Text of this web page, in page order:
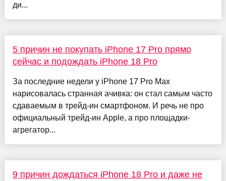
ди...
5 причин не покупать iPhone 17 Pro прямо
сейчас и подождать iPhone 18 Pro
За последние недели у iPhone 17 Pro Max
нарисовалась странная ачивка: он стал самым часто
сдаваемым в трейд-ин смартфоном. И речь не про
официальный трейд-ин Apple, а про площадки-
агрегатор...
9 причин дождаться iPhone 18 Pro и даже не